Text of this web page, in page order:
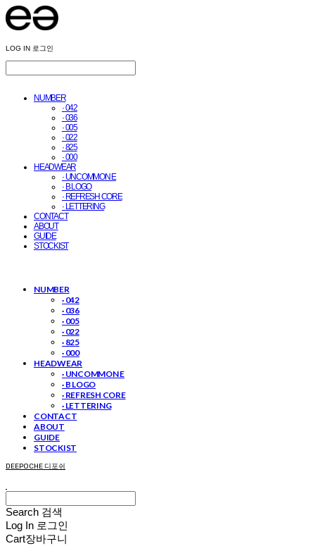
LOG IN 로그인
NUMBER
· 042
· 036
· 005
· 022
· 825
· 000
HEADWEAR
· UNCOMMON E
· B LOGO
· REFRESH CORE
· LETTERING
CONTACT
ABOUT
GUIDE
STOCKIST
NUMBER
· 042
· 036
· 005
· 022
· 825
· 000
HEADWEAR
· UNCOMMON E
· B LOGO
· REFRESH CORE
· LETTERING
CONTACT
ABOUT
GUIDE
STOCKIST
DEEPOCHE 디포쉬
Search 검색
Log In 로그인
Cart장바구니